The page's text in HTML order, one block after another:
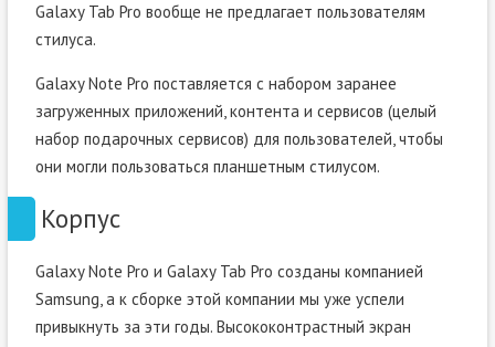
Galaxy Tab Pro вообще не предлагает пользователям
стилуса.
Galaxy Note Pro поставляется с набором заранее
загруженных приложений, контента и сервисов (целый
набор подарочных сервисов) для пользователей, чтобы
они могли пользоваться планшетным стилусом.
Корпус
Galaxy Note Pro и Galaxy Tab Pro созданы компанией
Samsung, а к сборке этой компании мы уже успели
привыкнуть за эти годы. Высококонтрастный экран